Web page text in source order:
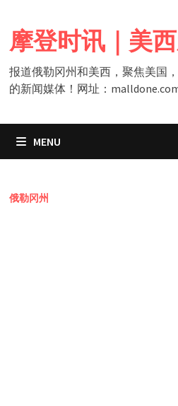
content
摩登时讯｜美
报道俄勒冈州和美西，聚焦美国
的新闻媒体！网址：
MENU
俄勒冈州